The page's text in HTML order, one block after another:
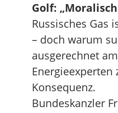
Golf:
Russisches Gas
– doch warum
ausgerechnet
Energieexperten
Konsequenz.
Bundeskanzler